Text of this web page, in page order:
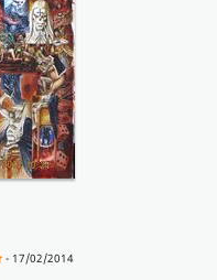
- 17/02/2014